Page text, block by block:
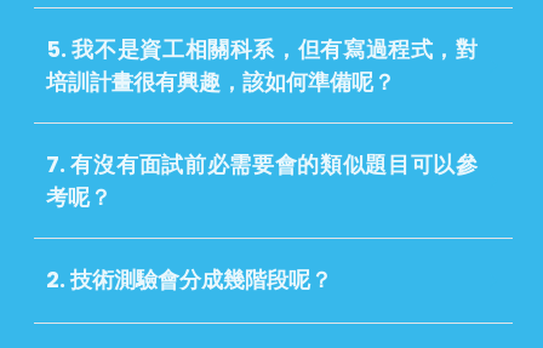
5. 我不是資工相關科系，但有寫過程式，對
培訓計畫很有興趣，該如何準備呢？
7. 有沒有面試前必需要會的類似題目可以參
考呢？
2. 技術測驗會分成幾階段呢？